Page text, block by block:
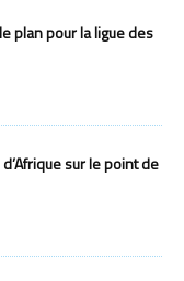
plan pour la ligue des
sur le point de